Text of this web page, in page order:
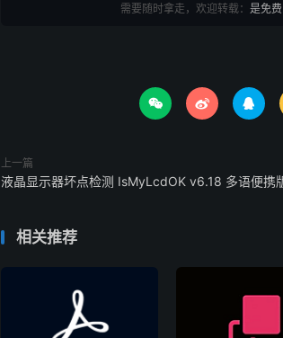
需要随时拿走，欢迎转载： 是免
  
上一篇
液晶显示器坏点检测 IsMyLcdOK v6.18 多语便携
相关推荐